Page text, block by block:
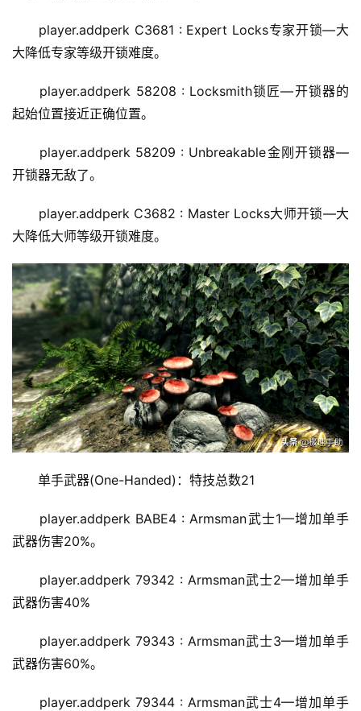
player.addperk C3681 : Expert Locks专家开锁—大
大降低专家等级开锁难度。
player.addperk 58208 : Locksmith锁匠—开锁器的
起始位置接近正确位置。
player.addperk 58209 : Unbreakable金刚开锁器—
开锁器无敌了。
player.addperk C3682 : Master Locks大师开锁—大
大降低大师等级开锁难度。
单手武器(One-Handed)：特技总数21
player.addperk BABE4 : Armsman武士1—增加单手
武器伤害20%。
player.addperk 79342 : Armsman武士2—增加单手
武器伤害40%
player.addperk 79343 : Armsman武士3—增加单手
武器伤害60%。
player.addperk 79344 : Armsman武士4—增加单手